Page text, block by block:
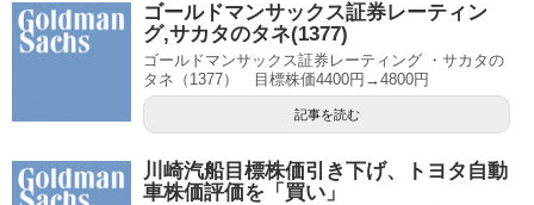
ゴールドマンサックス証券レーティン
グ,サカタのタネ(1377)
ゴールドマンサックス証券レーティング ・サカタの
タネ（1377） 目標株価4400円→4800円
記事を読む
川崎汽船目標株価引き下げ、トヨタ自動
車株価評価を「買い」